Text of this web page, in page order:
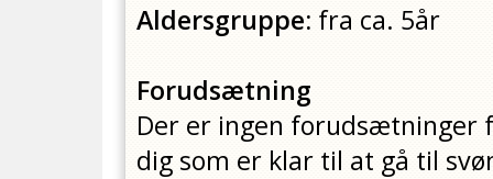
Aldersgruppe: fra ca. 5år
Forudsætning
Der er ingen forudsætninger
dig som er klar til at gå til